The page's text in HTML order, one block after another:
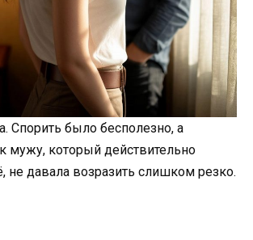
Спорить было бесполезно, а
мужу, который действительно
не давала возразить слишком резко.